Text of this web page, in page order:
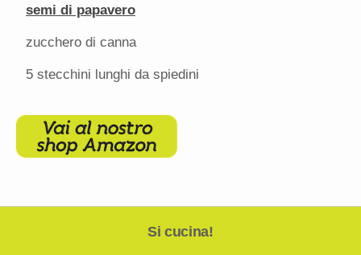
semi di papavero
zucchero di canna
5 stecchini lunghi da spiedini
Si cucina!